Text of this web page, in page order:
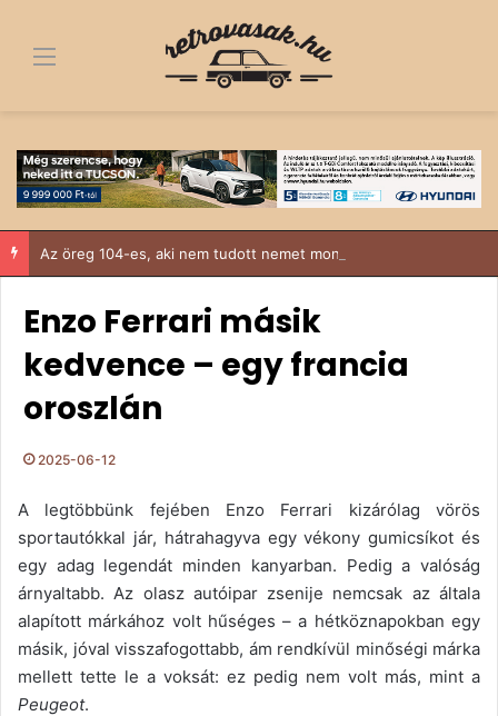
Menü
Az öreg 104-es, aki nem tudott nemet mondani
Enzo Ferrari másik
kedvence – egy francia
oroszlán
2025-06-12
A legtöbbünk fejében Enzo Ferrari kizárólag vörös
sportautókkal jár, hátrahagyva egy vékony gumicsíkot és
egy adag legendát minden kanyarban. Pedig a valóság
árnyaltabb. Az olasz autóipar zsenije nemcsak az általa
alapított márkához volt hűséges – a hétköznapokban egy
másik, jóval visszafogottabb, ám rendkívül minőségi márka
mellett tette le a voksát: ez pedig nem volt más, mint a
Peugeot.